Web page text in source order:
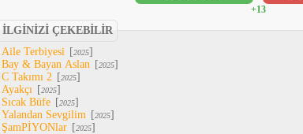
+13
İLGİNİZİ ÇEKEBİLİR
Aile Terbiyesi [2025]
Bay & Bayan Aslan [2025]
C Takımı 2 [2025]
Ayakçı [2025]
Sıcak Büfe [2025]
Yalandan Sevgilim [2025]
ŞamPİYONlar [2025]